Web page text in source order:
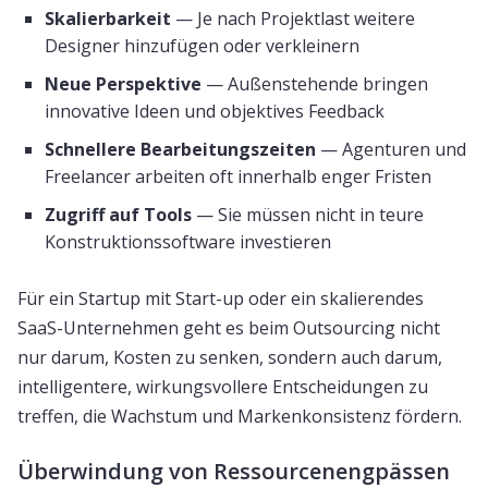
Skalierbarkeit — Je nach Projektlast weitere
Designer hinzufügen oder verkleinern
Neue Perspektive — Außenstehende bringen
innovative Ideen und objektives Feedback
Schnellere Bearbeitungszeiten — Agenturen und
Freelancer arbeiten oft innerhalb enger Fristen
Zugriff auf Tools — Sie müssen nicht in teure
Konstruktionssoftware investieren
Für ein Startup mit Start-up oder ein skalierendes
SaaS-Unternehmen geht es beim Outsourcing nicht
nur darum, Kosten zu senken, sondern auch darum,
intelligentere, wirkungsvollere Entscheidungen zu
treffen, die Wachstum und Markenkonsistenz fördern.
Überwindung von Ressourcenengpässen